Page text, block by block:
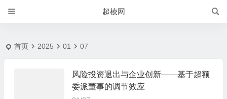
超棱网
首页 2025 01 07
风险投资退出与企业创新——基于超额
委派董事的调节效应